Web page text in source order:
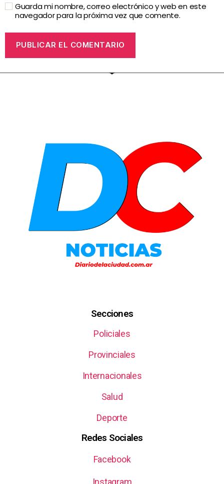
Guarda mi nombre, correo electrónico y web en este
navegador para la próxima vez que comente.
Secciones
Policiales
Provinciales
Internacionales
Salud
Deporte
Redes Sociales
Facebook